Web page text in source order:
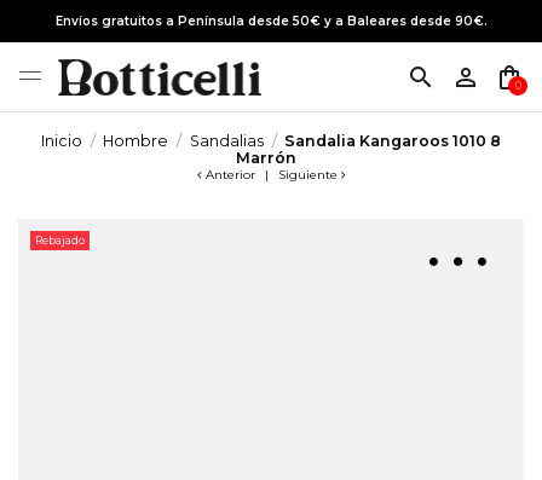
Envíos gratuitos a Península desde 50€ y a Baleares desde 90€.
search person_outline shopping_bag
0
Inicio Hombre Sandalias
Sandalia Kangaroos 1010 8
Marrón
Anterior | Siguiente
Rebajado